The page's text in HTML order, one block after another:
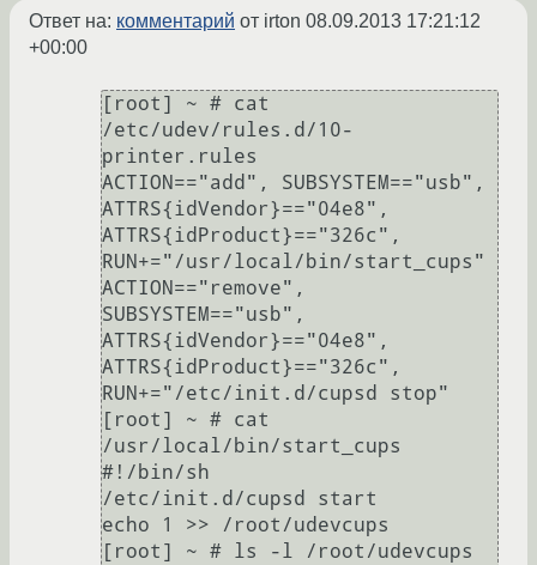
Ответ на: комментарий от irton 08.09.2013 17:21:12
+00:00
[root] ~ # cat
/etc/udev/rules.d/10-
printer.rules
ACTION=="add", SUBSYSTEM=="usb",
ATTRS{idVendor}=="04e8",
ATTRS{idProduct}=="326c",
RUN+="/usr/local/bin/start_cups"
ACTION=="remove",
SUBSYSTEM=="usb",
ATTRS{idVendor}=="04e8",
ATTRS{idProduct}=="326c",
RUN+="/etc/init.d/cupsd stop"
[root] ~ # cat
/usr/local/bin/start_cups
#!/bin/sh
/etc/init.d/cupsd start
echo 1 >> /root/udevcups
[root] ~ # ls -l /root/udevcups